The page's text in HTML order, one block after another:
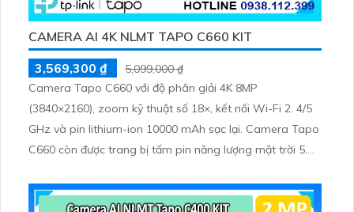
CAMERA AI 4K NLMT TAPO C660 KIT
3,569,300 ₫
5,099,000 ₫
Camera Tapo C660 với độ phân giải 4K 8MP
(3840×2160), zoom kỹ thuật số 18×, kết nối Wi-Fi 2. 4/5
GHz và pin lithium-ion 10000 mAh sạc lại. Camera Tapo
C660 còn được trang bị tấm pin năng lượng mặt trời 5.
tiện, lưu trữ thẻ microSD tối đa 512 GB